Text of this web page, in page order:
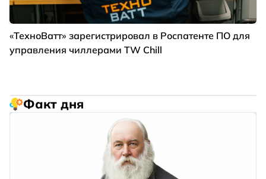
«ТехноВатт» зарегистрировал в Роспатенте ПО для
управления чиллерами TW Chill
Факт дня